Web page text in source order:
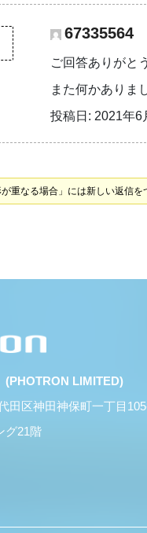
67335564
ご回答ありがと
また何かありま
投稿日: 2021年6
重なる場合」には新しい返信を
LIMITED)
田区神田神保町一丁目
グ21階